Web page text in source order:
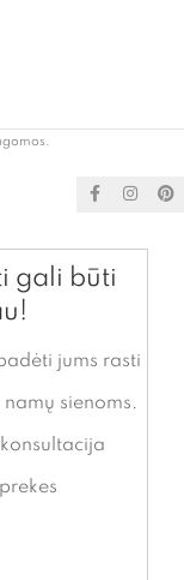
gali būti
jums rasti
sienoms.
prekes